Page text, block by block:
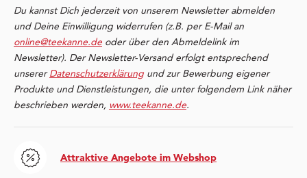
Du kannst Dich jederzeit von unserem Newsletter abmelden
und Deine Einwilligung widerrufen (z.B. per E-Mail an
online@teekanne.de oder über den Abmeldelink im
Newsletter). Der Newsletter-Versand erfolgt entsprechend
unsererDatenschutzerklärung und zur Bewerbung eigener
Produkte und Dienstleistungen, die unter folgendem Link näher
beschrieben werden, www.teekanne.de.
Attraktive Angebote im Webshop